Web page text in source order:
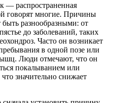
— распространенная
говорят многие. Причины
быть разнообразными: от
до заболеваний, таких
Часто он возникает
в одной позе или
Люди отмечают, что он
покалыванием или
значительно снижает